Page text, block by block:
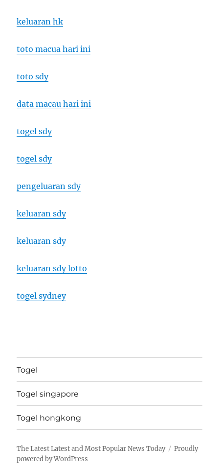
keluaran hk
toto macua hari ini
toto sdy
data macau hari ini
togel sdy
togel sdy
pengeluaran sdy
keluaran sdy
keluaran sdy
keluaran sdy lotto
togel sydney
Togel
Togel singapore
Togel hongkong
The Latest Latest and Most Popular News Today
Proudly
powered by WordPress